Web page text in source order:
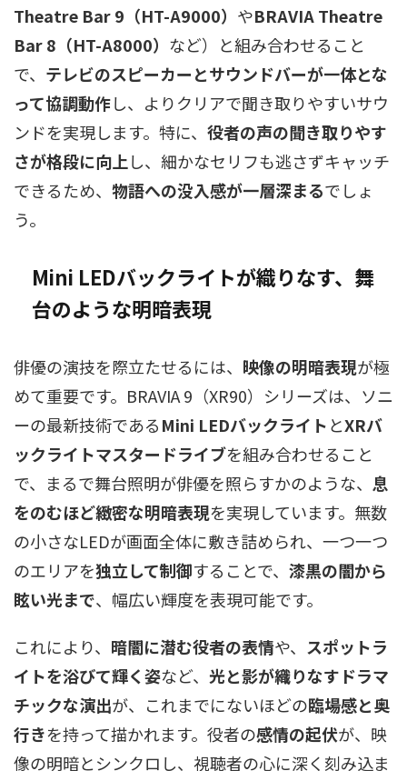
Theatre Bar 9（HT-A9000） やBRAVIA Theatre
Bar 8（HT-A8000） など）と組み合わせること
で、 テレビのスピーカーとサウンドバーが一体とな
って協調動作し、よりクリアで聞き取りやすいサウ
ンドを実現します。特に、 役者の声の聞き取りやす
さが格段に向上し、細かなセリフも逃さずキャッチ
できるため、 物語への没入感が一層深まるでしょ
う。
Mini LEDバックライトが織りなす、舞
台のような明暗表現
俳優の演技を際立たせるには、 映像の明暗表現が極
めて重要です。BRAVIA 9（XR90）シリーズは、ソニ
ーの最新技術であるMini LEDバックライトとXRバ
ックライトマスタードライブを組み合わせること
で、まるで舞台照明が俳優を照らすかのような、 息
をのむほど緻密な明暗表現を実現しています。無数
の小さなLEDが画面全体に敷き詰められ、一つ一つ
のエリアを独立して制御することで、 漆黒の闇から
眩い光まで、幅広い輝度を表現可能です。
これにより、 暗闇に潜む役者の表情や、 スポットラ
イトを浴びて輝く姿など、 光と影が織りなすドラマ
チックな演出が、これまでにないほどの臨場感と奥
行きを持って描かれます。役者の感情の起伏が、映
像の明暗とシンクロし、視聴者の心に深く刻み込ま